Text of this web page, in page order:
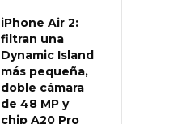
iPhone Air 2:
filtran una
Dynamic Island
más pequeña,
doble cámara
de 48 MP y
chip A20 Pro